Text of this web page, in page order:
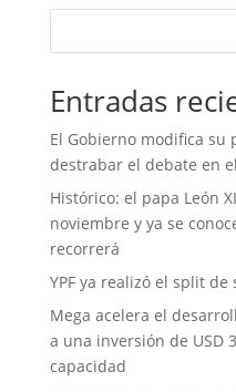
Entradas
El Gobierno modifica su
destrabar el debate en
Histórico: el papa León
noviembre y ya se
recorrerá
YPF ya realizó el split de
Mega acelera el
a una inversión de USD
capacidad